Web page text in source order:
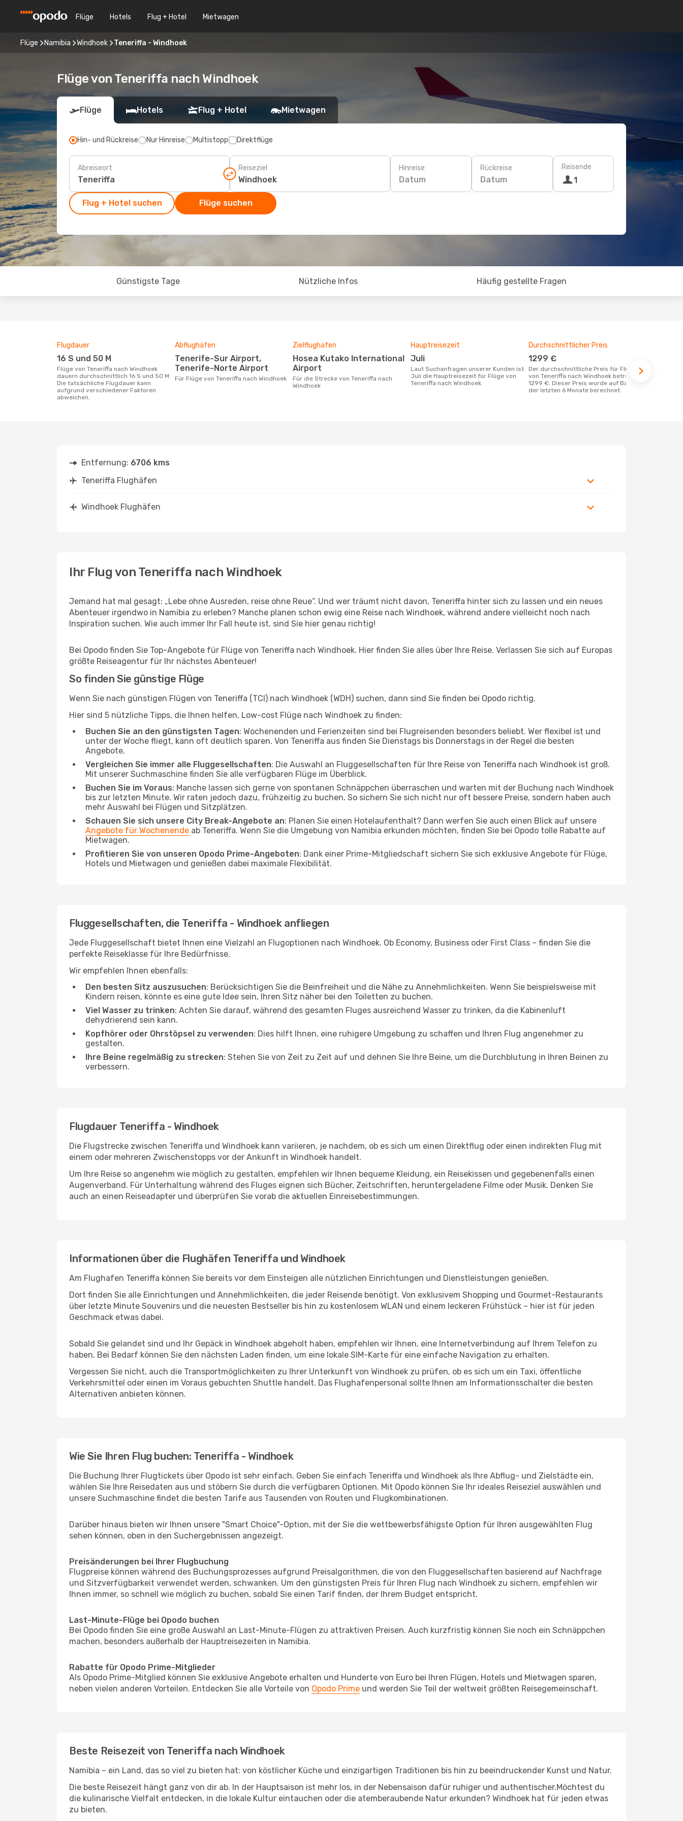
Flüge Hotels Flug + Hotel Mietwagen
Flüge Namibia Windhoek Teneriffa - Windhoek
Flüge von Teneriffa nach Windhoek
Flüge Hotels Flug + Hotel Mietwagen
Hin- und Rückreise Nur Hinreise Multistopp Direktflüge
Abreiseort Reiseziel Hinreise
Datum
Rückreise
Datum
Reisende
1
Flug + Hotel suchen Flüge suchen
Günstigste Tage Nützliche Infos Häufig gestellte Fragen
Flugdauer
16 S und 50 M
Flüge von Teneriffa nach Windhoek
dauern durchschnittlich 16 S und 50 M.
Die tatsächliche Flugdauer kann
aufgrund verschiedener Faktoren
abweichen.
Abflughäfen
Tenerife-Sur Airport,
Tenerife-Norte Airport
Für Flüge von Teneriffa nach Windhoek
Zielflughafen
Hosea Kutako International
Airport
Für die Strecke von Teneriffa nach
Windhoek
Hauptreisezeit
Juli
Laut Suchanfragen unserer Kunden ist
Juli die Hauptreisezeit für Flüge von
Teneriffa nach Windhoek
Durchschnittlicher Preis
1299 €
Der durchschnittliche Preis für Flüge
von Teneriffa nach Windhoek beträgt
1299 €. Dieser Preis wurde auf Basis
der letzten 6 Monate berechnet.
Entfernung: 6706 kms
Teneriffa Flughäfen
Windhoek Flughäfen
Ihr Flug von Teneriffa nach Windhoek
Jemand hat mal gesagt: „Lebe ohne Ausreden, reise ohne Reue“. Und wer träumt nicht davon, Teneriffa hinter sich zu lassen und ein neues
Abenteuer irgendwo in Namibia zu erleben? Manche planen schon ewig eine Reise nach Windhoek, während andere vielleicht noch nach
Inspiration suchen. Wie auch immer Ihr Fall heute ist, sind Sie hier genau richtig!
Bei Opodo finden Sie Top-Angebote für Flüge von Teneriffa nach Windhoek. Hier finden Sie alles über Ihre Reise. Verlassen Sie sich auf Europas
größte Reiseagentur für Ihr nächstes Abenteuer!
So finden Sie günstige Flüge
Wenn Sie nach günstigen Flügen von Teneriffa (TCI) nach Windhoek (WDH) suchen, dann sind Sie finden bei Opodo richtig.
Hier sind 5 nützliche Tipps, die Ihnen helfen, Low-cost Flüge nach Windhoek zu finden:
Buchen Sie an den günstigsten Tagen: Wochenenden und Ferienzeiten sind bei Flugreisenden besonders beliebt. Wer flexibel ist und
unter der Woche fliegt, kann oft deutlich sparen. Von Teneriffa aus finden Sie Dienstags bis Donnerstags in der Regel die besten
Angebote.
Vergleichen Sie immer alle Fluggesellschaften: Die Auswahl an Fluggesellschaften für Ihre Reise von Teneriffa nach Windhoek ist groß.
Mit unserer Suchmaschine finden Sie alle verfügbaren Flüge im Überblick.
Buchen Sie im Voraus: Manche lassen sich gerne von spontanen Schnäppchen überraschen und warten mit der Buchung nach Windhoek
bis zur letzten Minute. Wir raten jedoch dazu, frühzeitig zu buchen. So sichern Sie sich nicht nur oft bessere Preise, sondern haben auch
mehr Auswahl bei Flügen und Sitzplätzen.
Schauen Sie sich unsere City Break-Angebote an: Planen Sie einen Hotelaufenthalt? Dann werfen Sie auch einen Blick auf unsere
Angebote für Wochenende ab Teneriffa. Wenn Sie die Umgebung von Namibia erkunden möchten, finden Sie bei Opodo tolle Rabatte auf
Mietwagen.
Profitieren Sie von unseren Opodo Prime-Angeboten: Dank einer Prime-Mitgliedschaft sichern Sie sich exklusive Angebote für Flüge,
Hotels und Mietwagen und genießen dabei maximale Flexibilität.
Fluggesellschaften, die Teneriffa - Windhoek anfliegen
Jede Fluggesellschaft bietet Ihnen eine Vielzahl an Flugoptionen nach Windhoek. Ob Economy, Business oder First Class – finden Sie die
perfekte Reiseklasse für Ihre Bedürfnisse.
Wir empfehlen Ihnen ebenfalls:
Den besten Sitz auszusuchen: Berücksichtigen Sie die Beinfreiheit und die Nähe zu Annehmlichkeiten. Wenn Sie beispielsweise mit
Kindern reisen, könnte es eine gute Idee sein, Ihren Sitz näher bei den Toiletten zu buchen.
Viel Wasser zu trinken: Achten Sie darauf, während des gesamten Fluges ausreichend Wasser zu trinken, da die Kabinenluft
dehydrierend sein kann.
Kopfhörer oder Ohrstöpsel zu verwenden: Dies hilft Ihnen, eine ruhigere Umgebung zu schaffen und Ihren Flug angenehmer zu
gestalten.
Ihre Beine regelmäßig zu strecken: Stehen Sie von Zeit zu Zeit auf und dehnen Sie Ihre Beine, um die Durchblutung in Ihren Beinen zu
verbessern.
Flugdauer Teneriffa - Windhoek
Die Flugstrecke zwischen Teneriffa und Windhoek kann variieren, je nachdem, ob es sich um einen Direktflug oder einen indirekten Flug mit
einem oder mehreren Zwischenstopps vor der Ankunft in Windhoek handelt.
Um Ihre Reise so angenehm wie möglich zu gestalten, empfehlen wir Ihnen bequeme Kleidung, ein Reisekissen und gegebenenfalls einen
Augenverband. Für Unterhaltung während des Fluges eignen sich Bücher, Zeitschriften, heruntergeladene Filme oder Musik. Denken Sie
auch an einen Reiseadapter und überprüfen Sie vorab die aktuellen Einreisebestimmungen.
Informationen über die Flughäfen Teneriffa und Windhoek
Am Flughafen Teneriffa können Sie bereits vor dem Einsteigen alle nützlichen Einrichtungen und Dienstleistungen genießen.
Dort finden Sie alle Einrichtungen und Annehmlichkeiten, die jeder Reisende benötigt. Von exklusivem Shopping und Gourmet-Restaurants
über letzte Minute Souvenirs und die neuesten Bestseller bis hin zu kostenlosem WLAN und einem leckeren Frühstück – hier ist für jeden
Geschmack etwas dabei.
Sobald Sie gelandet sind und Ihr Gepäck in Windhoek abgeholt haben, empfehlen wir Ihnen, eine Internetverbindung auf Ihrem Telefon zu
haben. Bei Bedarf können Sie den nächsten Laden finden, um eine lokale SIM-Karte für eine einfache Navigation zu erhalten.
Vergessen Sie nicht, auch die Transportmöglichkeiten zu Ihrer Unterkunft von Windhoek zu prüfen, ob es sich um ein Taxi, öffentliche
Verkehrsmittel oder einen im Voraus gebuchten Shuttle handelt. Das Flughafenpersonal sollte Ihnen am Informationsschalter die besten
Alternativen anbieten können.
Wie Sie Ihren Flug buchen: Teneriffa - Windhoek
Die Buchung Ihrer Flugtickets über Opodo ist sehr einfach. Geben Sie einfach Teneriffa und Windhoek als Ihre Abflug- und Zielstädte ein,
wählen Sie Ihre Reisedaten aus und stöbern Sie durch die verfügbaren Optionen. Mit Opodo können Sie Ihr ideales Reiseziel auswählen und
unsere Suchmaschine findet die besten Tarife aus Tausenden von Routen und Flugkombinationen.
Darüber hinaus bieten wir Ihnen unsere "Smart Choice"-Option, mit der Sie die wettbewerbsfähigste Option für Ihren ausgewählten Flug
sehen können, oben in den Suchergebnissen angezeigt.
Preisänderungen bei Ihrer Flugbuchung
Flugpreise können während des Buchungsprozesses aufgrund Preisalgorithmen, die von den Fluggesellschaften basierend auf Nachfrage
und Sitzverfügbarkeit verwendet werden, schwanken. Um den günstigsten Preis für Ihren Flug nach Windhoek zu sichern, empfehlen wir
Ihnen immer, so schnell wie möglich zu buchen, sobald Sie einen Tarif finden, der Ihrem Budget entspricht.
Last-Minute-Flüge bei Opodo buchen
Bei Opodo finden Sie eine große Auswahl an Last-Minute-Flügen zu attraktiven Preisen. Auch kurzfristig können Sie noch ein Schnäppchen
machen, besonders außerhalb der Hauptreisezeiten in Namibia.
Rabatte für Opodo Prime-Mitglieder
Als Opodo Prime-Mitglied können Sie exklusive Angebote erhalten und Hunderte von Euro bei Ihren Flügen, Hotels und Mietwagen sparen,
neben vielen anderen Vorteilen. Entdecken Sie alle Vorteile von Opodo Prime und werden Sie Teil der weltweit größten Reisegemeinschaft.
Beste Reisezeit von Teneriffa nach Windhoek
Namibia – ein Land, das so viel zu bieten hat: von köstlicher Küche und einzigartigen Traditionen bis hin zu beeindruckender Kunst und Natur.
Die beste Reisezeit hängt ganz von dir ab. In der Hauptsaison ist mehr los, in der Nebensaison dafür ruhiger und authentischer.Möchtest du
die kulinarische Vielfalt entdecken, in die lokale Kultur eintauchen oder die atemberaubende Natur erkunden? Windhoek hat für jeden etwas
zu bieten.